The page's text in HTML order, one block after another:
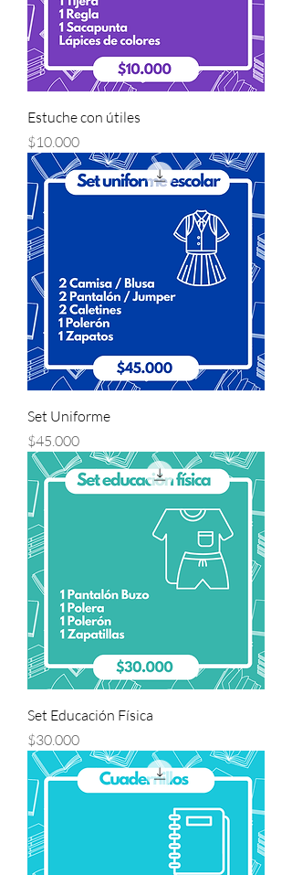
Estuche con útiles
Precio
$10.000
Set Uniforme
Precio
$45.000
Set Educación Física
Precio
$30.000